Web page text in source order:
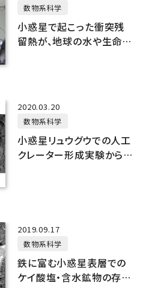
数物系科学
小惑星で起こった衝突残
留熱が、地球の水や生命材
2020.03.20
数物系科学
小惑星リュウグウでの人工
クレーター形成実験から分
2019.09.17
数物系科学
鉄に富む小惑星表層での
ケイ酸塩・含水鉱物の存在